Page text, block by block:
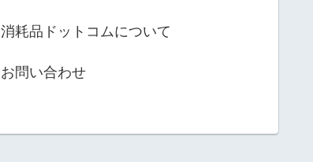
消耗品ドットコムについて
お問い合わせ